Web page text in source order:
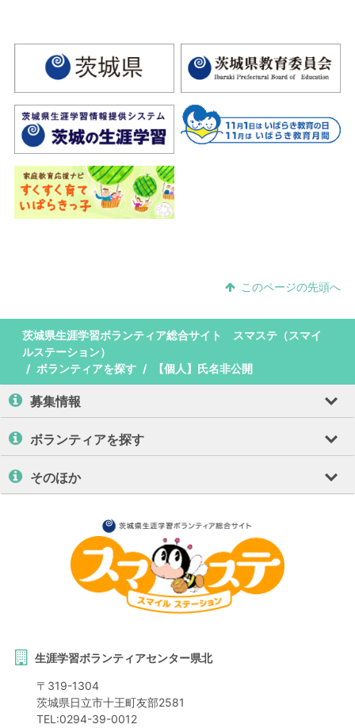
このページの先頭へ
茨城県生涯学習ボランティア総合サイト スマステ（スマイ
ルステーション）
ボランティアを探す
【個人】氏名非公開
募集情報
ボランティアを探す
そのほか
生涯学習ボランティアセンター県北
〒 319-1304
茨城県日立市十王町友部2581
TEL:0294-39-0012